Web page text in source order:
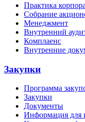
Практика
Собрание
Менеджмент
Внутренний
Комплаенс
Внутренние
Закупки
Программа
Закупки
Документы
Информация для